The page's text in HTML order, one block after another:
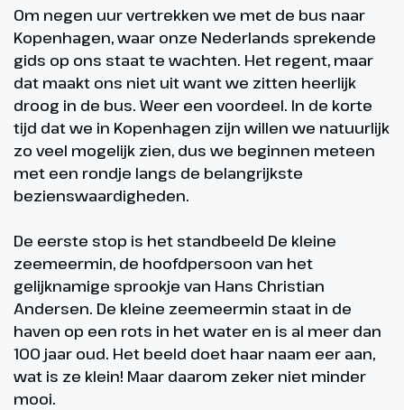
Om negen uur vertrekken we met de bus naar
Kopenhagen, waar onze Nederlands sprekende
gids op ons staat te wachten. Het regent, maar
dat maakt ons niet uit want we zitten heerlijk
droog in de bus. Weer een voordeel. In de korte
tijd dat we in Kopenhagen zijn willen we natuurlijk
zo veel mogelijk zien, dus we beginnen meteen
met een rondje langs de belangrijkste
bezienswaardigheden.
De eerste stop is het standbeeld De kleine
zeemeermin, de hoofdpersoon van het
gelijknamige sprookje van Hans Christian
Andersen. De kleine zeemeermin staat in de
haven op een rots in het water en is al meer dan
100 jaar oud. Het beeld doet haar naam eer aan,
wat is ze klein! Maar daarom zeker niet minder
mooi.